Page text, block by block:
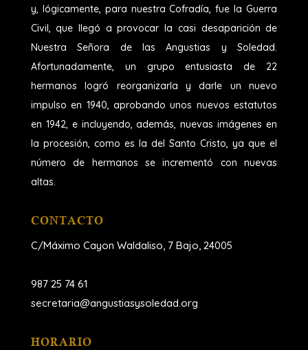
y, lógicamente, para nuestra Cofradía, fue la Guerra
Civil, que llegó a provocar la casi desaparición de
Nuestra Señora de las Angustias y Soledad.
Afortunadamente, un grupo entusiasta de 22
hermanos logró reorganizarla y darle un nuevo
impulso en 1940, aprobando unos nuevos estatutos
en 1942, e incluyendo, además, nuevas imágenes en
la procesión, como es la del Santo Cristo, ya que el
número de hermanos se incrementó con nuevas
altas.
CONTACTO
C/Máximo Cayon Waldaliso, 7 Bajo, 24005
987 25 74 61
secretaria@angustiasysoledad.org
HORARIO